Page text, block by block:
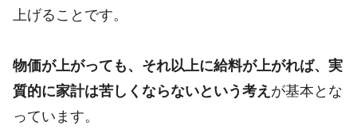
上げることです。
物価が上がっても、それ以上に給料が上がれば、実
質的に家計は苦しくならないという考え が基本とな
っています。